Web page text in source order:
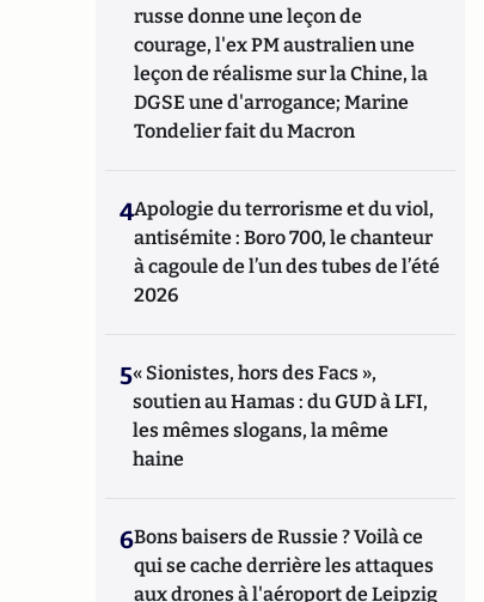
russe donne une leçon de
courage, l'ex PM australien une
leçon de réalisme sur la Chine, la
DGSE une d'arrogance; Marine
Tondelier fait du Macron
4Apologie du terrorisme et du viol,
antisémite : Boro 700, le chanteur
à cagoule de l’un des tubes de l’été
2026
5« Sionistes, hors des Facs »,
soutien au Hamas : du GUD à LFI,
les mêmes slogans, la même
haine
6Bons baisers de Russie ? Voilà ce
qui se cache derrière les attaques
aux drones à l'aéroport de Leipzig